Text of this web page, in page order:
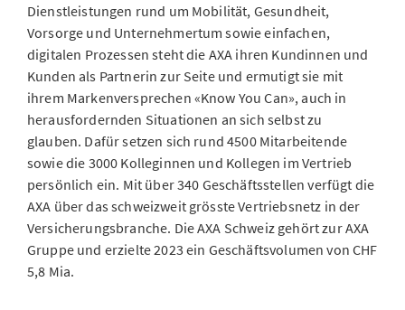
Dienstleistungen rund um Mobilität, Gesundheit,
Vorsorge und Unternehmertum sowie einfachen,
digitalen Prozessen steht die AXA ihren Kundinnen und
Kunden als Partnerin zur Seite und ermutigt sie mit
ihrem Markenversprechen «Know You Can», auch in
herausfordernden Situationen an sich selbst zu
glauben. Dafür setzen sich rund 4500 Mitarbeitende
sowie die 3000 Kolleginnen und Kollegen im Vertrieb
persönlich ein. Mit über 340 Geschäftsstellen verfügt die
AXA über das schweizweit grösste Vertriebsnetz in der
Versicherungsbranche. Die AXA Schweiz gehört zur AXA
Gruppe und erzielte 2023 ein Geschäftsvolumen von CHF
5,8 Mia.